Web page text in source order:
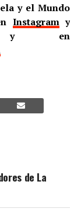
y el Mundo
Instagramy
en
de La